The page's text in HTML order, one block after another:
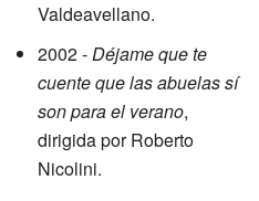
Valdeavellano.
2002 -Déjame que te
cuente que las abuelas sí
son para el verano,
dirigida por Roberto
Nicolini.